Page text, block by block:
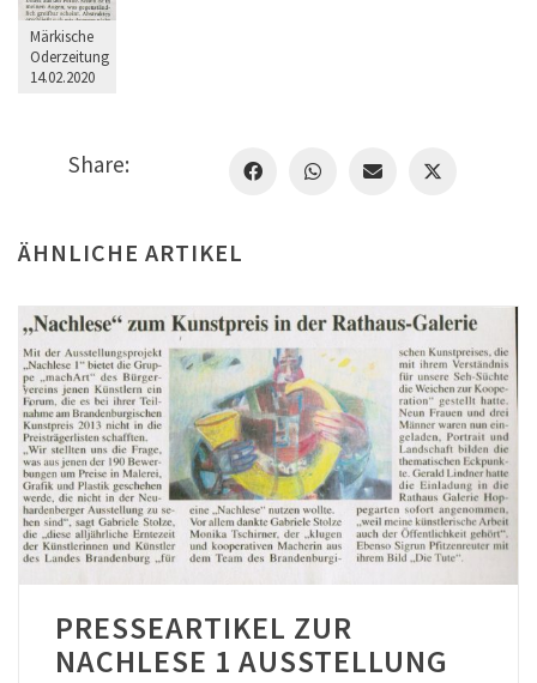
Märkische
Oderzeitung
14.02.2020
Share:
ÄHNLICHE ARTIKEL
PRESSEARTIKEL ZUR
NACHLESE 1 AUSSTELLUNG